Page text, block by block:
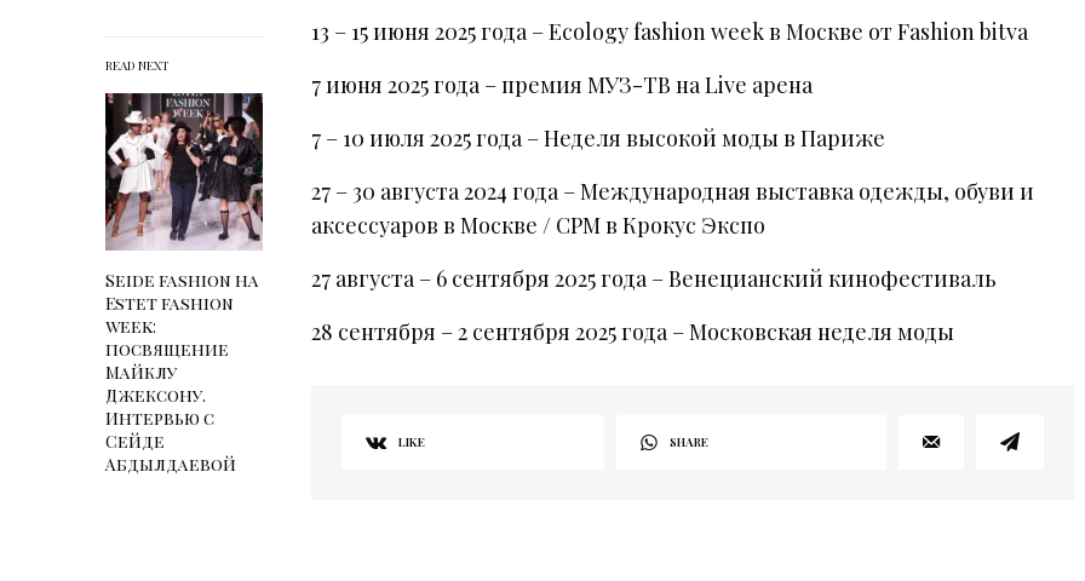
READ NEXT
Seide fashion на
Estet fashion
week:
посвящение
Майклу
Джексону.
Интервью с
Сейде
Абдылдаевой
13 – 15 июня 2025 года – Ecology fashion week в Москве от Fashion bitva
7 июня 2025 года – премия МУЗ-ТВ на Live арена
7 – 10 июля 2025 года – Неделя высокой моды в Париже
27 – 30 августа 2024 года – Международная выставка одежды, обуви и
аксессуаров в Москве / CPM в Крокус Экспо
27 августа – 6 сентября 2025 года – Венецианский кинофестиваль
28 сентября – 2 сентября 2025 года – Московская неделя моды
LIKE SHARE